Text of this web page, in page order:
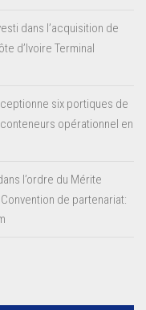
dans l’acquisition de
d’Ivoire Terminal
six portiques de
conteneurs opérationnel en
l’ordre du Mérite
Convention de partenariat: